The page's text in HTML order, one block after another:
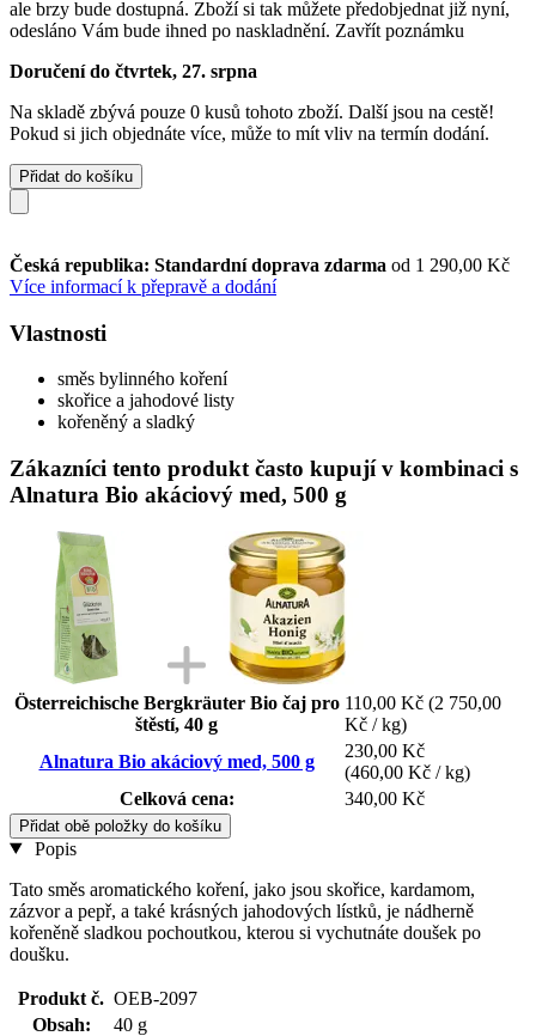
ale brzy bude dostupná. Zboží si tak můžete předobjednat již nyní,
odesláno Vám bude ihned po naskladnění. Zavřít poznámku
Doručení do čtvrtek, 27. srpna
Na skladě zbývá pouze 0 kusů tohoto zboží. Další jsou na cestě!
Pokud si jich objednáte více, může to mít vliv na termín dodání.
Přidat do košíku
Česká republika: Standardní doprava zdarma od 1 290,00 Kč
Více informací k přepravě a dodání
Vlastnosti
směs bylinného koření
skořice a jahodové listy
kořeněný a sladký
Zákazníci tento produkt často kupují v kombinaci s
Alnatura Bio akáciový med, 500 g
Österreichische Bergkräuter Bio čaj pro
štěstí, 40 g
110,00 Kč (2 750,00
Kč / kg)
Alnatura Bio akáciový med, 500 g
230,00 Kč
(460,00 Kč / kg)
Celková cena:
340,00 Kč
Přidat obě položky do košíku
Popis
Tato směs aromatického koření, jako jsou skořice, kardamom,
zázvor a pepř, a také krásných jahodových lístků, je nádherně
kořeněně sladkou pochoutkou, kterou si vychutnáte doušek po
doušku.
Produkt č. OEB-2097
Obsah:
40 g